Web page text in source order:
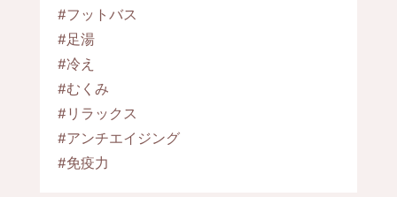
#フットバス
#足湯
#冷え
#むくみ
#リラックス
#アンチエイジング
#免疫力